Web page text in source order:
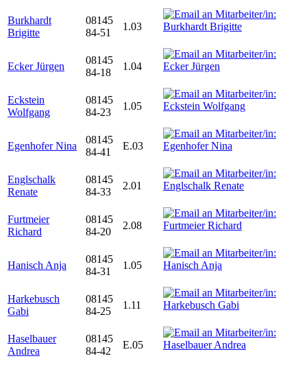
Burkhardt
Brigitte
08145
84-51
1.03
Ecker Jürgen
08145
84-18
1.04
Eckstein
Wolfgang
08145
84-23
1.05
Egenhofer Nina
08145
84-41
E.03
Englschalk
Renate
08145
84-33
2.01
Furtmeier
Richard
08145
84-20
2.08
Hanisch Anja
08145
84-31
1.05
Harkebusch
Gabi
08145
84-25
1.11
Haselbauer
Andrea
08145
84-42
E.05